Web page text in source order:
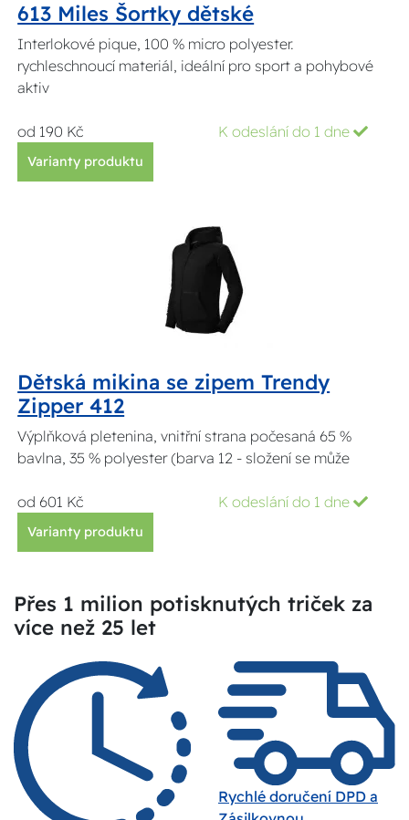
613 Miles Šortky dětské
Interlokové pique, 100 % micro polyester.
rychleschnoucí materiál, ideální pro sport a pohybové
aktiv
od 190 Kč K odeslání do 1 dne
Varianty produktu
Dětská mikina se zipem Trendy
Zipper 412
Výplňková pletenina, vnitřní strana počesaná 65 %
bavlna, 35 % polyester (barva 12 - složení se může
od 601 Kč K odeslání do 1 dne
Varianty produktu
Přes 1 milion potisknutých triček za
více než 25 let
Rychlé doručení DPD a